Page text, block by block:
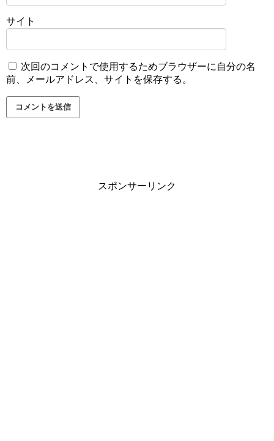
サイト
次回のコメントで使用するためブラウザーに自分の名
前、メールアドレス、サイトを保存する。
スポンサーリンク